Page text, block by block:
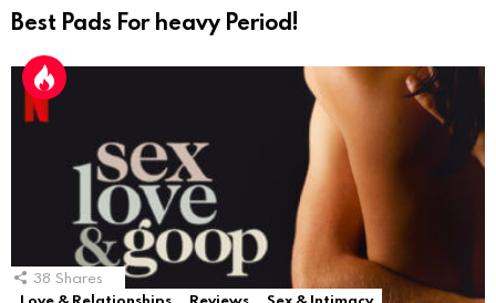
Best Pads For heavy Period!
38 Shares